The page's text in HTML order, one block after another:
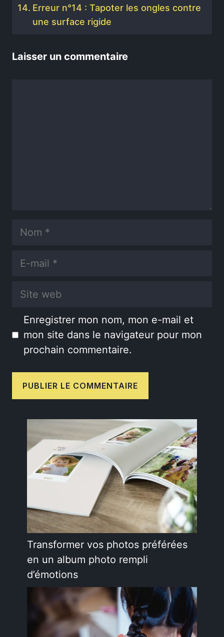
Erreur n°14 : Tapoter les ongles contre
une surface rigide
Laisser un commentaire
Nom
E-
Site
Enregistrer mon nom, mon e-mail et
mon site dans le navigateur pour mon
prochain commentaire.
Transformer vos photos préférées
en un album photo rempli
d’émotions